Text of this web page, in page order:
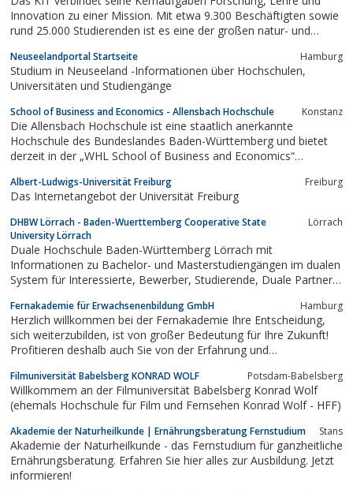
Innovation zu einer Mission. Mit etwa 9.300 Beschäftigten sowie
rund 25.000 Studierenden ist es eine der großen natur- und
Europas.
Neuseelandportal Startseite Hamburg
Studium in Neuseeland -Informationen über Hochschulen,
Universitäten und Studiengänge
School of Business and Economics - Allensbach Hochschule Konstanz
Die Allensbach Hochschule ist eine staatlich anerkannte
Hochschule des Bundeslandes Baden-Württemberg und bietet
derzeit in der „WHL School of Business and Economics“
der Wirtschaftswissenschaften an.
Albert-Ludwigs-Universität Freiburg Freiburg
Das Internetangebot der Universität Freiburg
DHBW Lörrach - Baden-Wuerttemberg Cooperative State
University Lörrach
Lörrach
Duale Hochschule Baden-Württemberg Lörrach mit
Informationen zu Bachelor- und Masterstudiengängen im dualen
System für Interessierte, Bewerber, Studierende, Duale Partner
Fernakademie für Erwachsenenbildung GmbH Hamburg
Herzlich willkommen bei der Fernakademie Ihre Entscheidung,
sich weiterzubilden, ist von großer Bedeutung für Ihre Zukunft!
Profitieren deshalb auch Sie von der Erfahrung und
die Vorteile, die Ihnen ein modernes Fernakademie-Studium
bietet. Martin Kurz Direktor
Filmuniversität Babelsberg KONRAD WOLF Potsdam-Babelsberg
Willkommem an der Filmuniversität Babelsberg Konrad Wolf
(ehemals Hochschule für Film und Fernsehen Konrad Wolf - HFF)
Akademie der Naturheilkunde | Ernährungsberatung Fernstudium Stans
Akademie der Naturheilkunde - das Fernstudium für ganzheitliche
Ernährungsberatung. Erfahren Sie hier alles zur Ausbildung. Jetzt
informieren!